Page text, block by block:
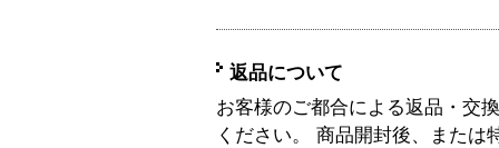
返品について
お客様のご都合による返品・交
ください。 商品開封後、または